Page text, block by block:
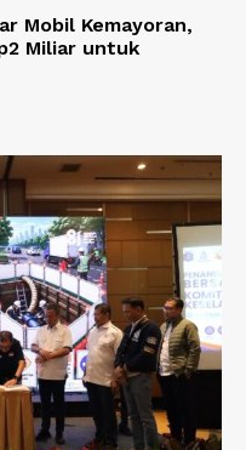
Mobil Kemayoran,
Miliar untuk